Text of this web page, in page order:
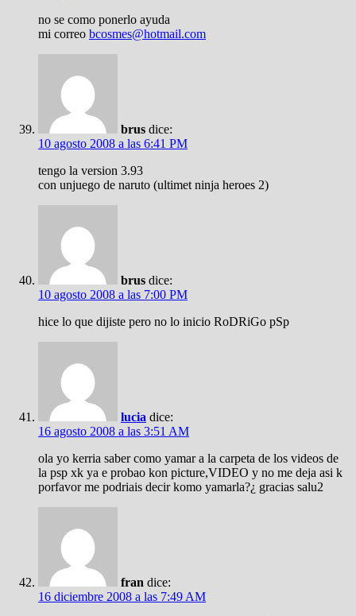
no se como ponerlo ayuda
mi correo bcosmes@hotmail.com
brus dice:
10 agosto 2008 a las 6:41 PM
tengo la version 3.93
con unjuego de naruto (ultimet ninja heroes 2)
brus dice:
10 agosto 2008 a las 7:00 PM
hice lo que dijiste pero no lo inicio RoDRiGo pSp
lucia dice:
16 agosto 2008 a las 3:51 AM
ola yo kerria saber como yamar a la carpeta de los videos de
la psp xk ya e probao kon picture,VIDEO y no me deja asi k
porfavor me podriais decir komo yamarla?¿ gracias salu2
fran dice:
16 diciembre 2008 a las 7:49 AM